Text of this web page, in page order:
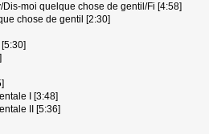
Dis-moi quelque chose de gentil/Fi [4:58]
chose de gentil [2:30]
I [3:48]
II [5:36]